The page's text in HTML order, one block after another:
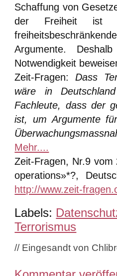
Schaffung von
der Freiheit ist
Argumente.
Notwendigkeit
Zeit-Fragen:Dass
wäre in
Fachleute, dass der
ist, um Argumente
Mehr....
Zeit-Fragen, Nr.9 vom
operations»*?,
http://www.zeit-
Labels:
Terrorismus
// Eingesandt von